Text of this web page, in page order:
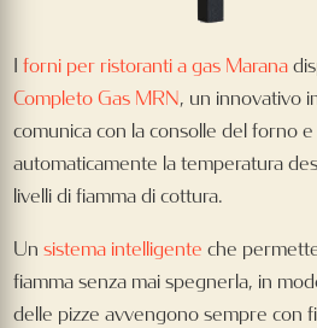
Iforni per ristoranti a gas Marana
Completo Gas MRN, un innovativo
comunica con la consolle del forno
automaticamente la temperatura
livelli di fiamma di cottura.
Unsistema intelligente che
fiamma senza mai spegnerla, in
delle pizze avvengono sempre con